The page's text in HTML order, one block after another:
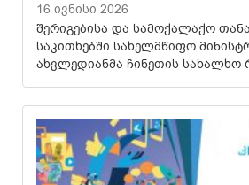
16 ივნისი 2026
შერიგებისა და სამოქალაქო
საკითხებში სახელმწიფო
ახვლედიანმა ჩინეთის სახალხო